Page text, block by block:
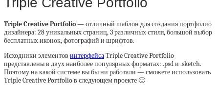
Triple Creative Portfolio— отличный шаблон для создания портфолио
дизайнера: 28 уникальных страниц, 3 различных стиля, большой выбор
бесплатных иконок, фотографий и шрифтов.
Исходники элементов интерфейсаTriple Creative Portfolio
представлены в двух наиболее популярных форматах: .psd и .sketch.
Поэтому на какой системе вы бы ни работали — сможете использовать
Triple Creative Portfolio в следующем проекте 🙂